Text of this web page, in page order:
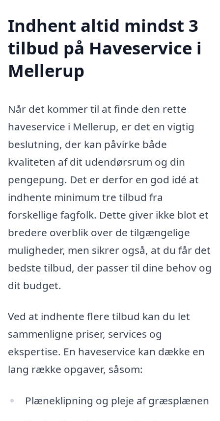
Indhent altid mindst 3
tilbud på Haveservice i
Mellerup
Når det kommer til at finde den rette
haveservice i Mellerup, er det en vigtig
beslutning, der kan påvirke både
kvaliteten af dit udendørsrum og din
pengepung. Det er derfor en god idé at
indhente minimum tre tilbud fra
forskellige fagfolk. Dette giver ikke blot et
bredere overblik over de tilgængelige
muligheder, men sikrer også, at du får det
bedste tilbud, der passer til dine behov og
dit budget.
Ved at indhente flere tilbud kan du let
sammenligne priser, services og
ekspertise. En haveservice kan dække en
lang række opgaver, såsom:
Plæneklipning og pleje af græsplænen